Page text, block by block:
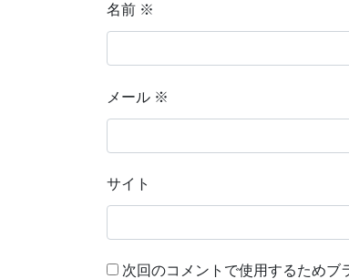
名前 ※
メール ※
サイト
次回のコメントで使用するためブ